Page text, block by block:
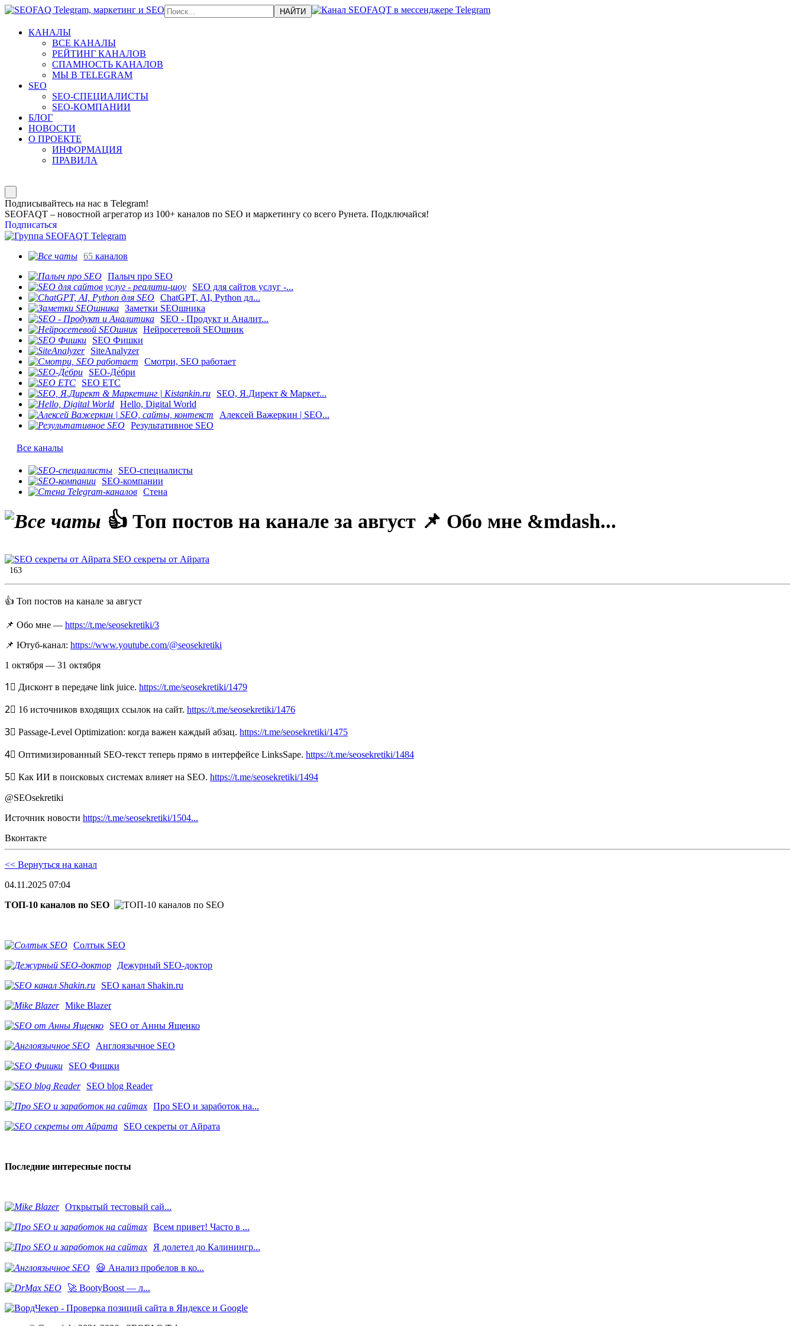
КАНАЛЫ
ВСЕ КАНАЛЫ
РЕЙТИНГ КАНАЛОВ
СПАМНОСТЬ КАНАЛОВ
МЫ В TELEGRAM
SEO
SEO-СПЕЦИАЛИСТЫ
SEO-КОМПАНИИ
БЛОГ
НОВОСТИ
О ПРОЕКТЕ
ИНФОРМАЦИЯ
ПРАВИЛА
Подписывайтесь на нас в Telegram!
SEOFAQT – новостной агрегатор из 100+ каналов по SEO и маркетингу со всего Рунета. Подключайся!
Подписаться
65 каналов
Палыч про SEO
SEO для сайтов услуг -...
ChatGPT, AI, Python дл...
Заметки SEOшника
SEO - Продукт и Аналит...
Нейросетевой SEOшник
SEO Фишки
SiteAnalyzer
Смотри, SEO работает
SEO-Де́бри
SEO ETC
SEO, Я.Директ & Маркет...
Hello, Digital World
Алексей Важеркин | SEO...
Результативное SEO
Все каналы
SEO-специалисты
SEO-компании
Стена
👍 Топ постов на канале за август 📌 Обо мне &mdash...
SEO секреты от Айрата
163
👍 Топ постов на канале за август
📌 Обо мне — https://t.me/seosekretiki/3
📌 Ютуб-канал: https://www.youtube.com/@seosekretiki
1 октября — 31 октября
1⃣ Дисконт в передаче link juice. https://t.me/seosekretiki/1479
2⃣ 16 источников входящих ссылок на сайт. https://t.me/seosekretiki/1476
3⃣ Passage-Level Optimization: когда важен каждый абзац. https://t.me/seosekretiki/1475
4⃣ Оптимизированный SEO-текст теперь прямо в интерфейсе LinksSape. https://t.me/seosekretiki/1484
5⃣ Как ИИ в поисковых системах влияет на SEO. https://t.me/seosekretiki/1494
@SEOsekretiki
Источник новости https://t.me/seosekretiki/1504...
Вконтакте
<< Вернуться на канал
04.11.2025 07:04
ТОП-10 каналов по SEO
Солтык SEO
Дежурный SEO-доктор
SEO канал Shakin.ru
Mike Blazer
SEO от Анны Ященко
Англоязычное SEO
SEO Фишки
SEO blog Reader
Про SEO и заработок на...
SEO секреты от Айрата
Последние интересные посты
​Открытый тестовый сай...
Всем привет! Часто в ...
Я долетел до Калинингр...
😃 Анализ пробелов в ко...
🚀 BootyBoost — л...